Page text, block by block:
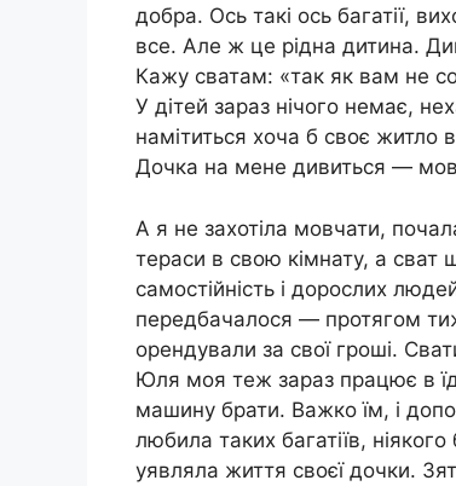
добра. Ось такі ось багатії,
все. Але ж це рідна дитина.
Кажу сватам: «так як вам не
У дітей зараз нічого немає,
намітиться хоча б своє житло
Дочка на мене дивиться —
А я не захотіла мовчати,
тераси в свою кімнату, а
самостійність і дорослих
передбачалося — протягом
орендували за свої гроші.
Юля моя теж зараз працює в
машину брати. Важко їм, і
любила таких багатіїв,
уявляла життя своєї дочки.